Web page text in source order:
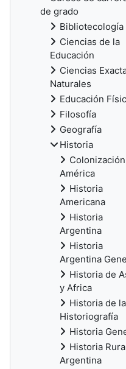
de grado
Bibliotecología
Ciencias de la
Educación
Ciencias
Naturales
Educación
Filosofía
Geografía
Historia
América
Historia
Americana
Historia
Argentina
Historia
Argentina
Historia de
y Africa
Historia de la
Historiografía
Historia
Historia
Argentina